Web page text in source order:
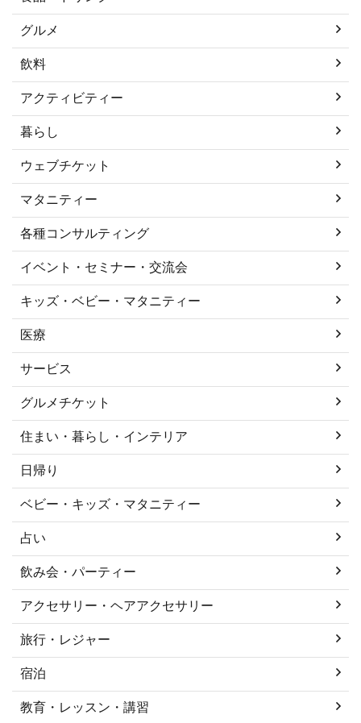
グルメ
飲料
アクティビティー
暮らし
ウェブチケット
マタニティー
各種コンサルティング
イベント・セミナー・交流会
キッズ・ベビー・マタニティー
医療
サービス
グルメチケット
住まい・暮らし・インテリア
日帰り
ベビー・キッズ・マタニティー
占い
飲み会・パーティー
アクセサリー・ヘアアクセサリー
旅行・レジャー
宿泊
教育・レッスン・講習